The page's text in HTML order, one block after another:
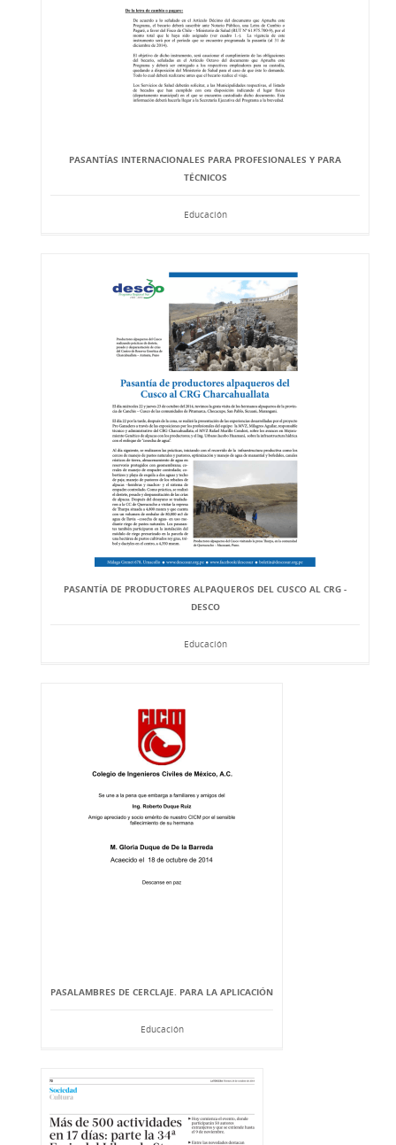
PASANTÍAS INTERNACIONALES PARA PROFESIONALES Y PARA
TÉCNICOS
Educación
PASANTÍA DE PRODUCTORES ALPAQUEROS DEL CUSCO AL CRG -
DESCO
Educación
PASALAMBRES DE CERCLAJE. PARA LA APLICACIÓN
Educación